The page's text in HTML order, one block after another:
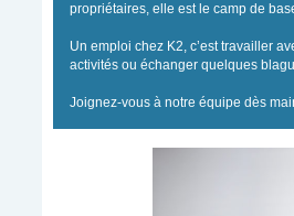
propriétaires, elle est le camp de
Un emploi chez K2, c’est travailler
activités ou échanger quelques
Joignez-vous à notre équipe dès